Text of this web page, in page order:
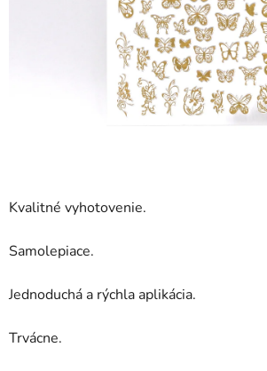
Kvalitné vyhotovenie.
Samolepiace.
Jednoduchá a rýchla aplikácia.
Trvácne.